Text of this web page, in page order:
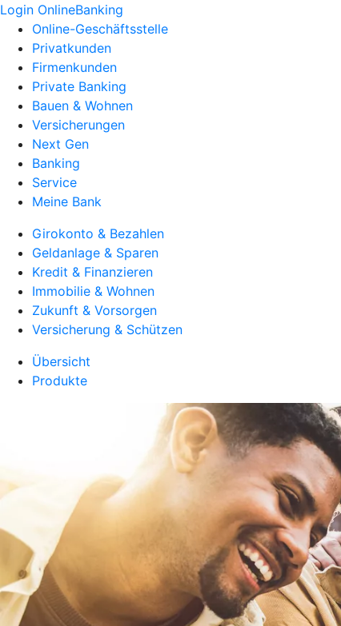
Login OnlineBanking
Online-Geschäftsstelle
Privatkunden
Firmenkunden
Private Banking
Bauen & Wohnen
Versicherungen
Next Gen
Banking
Service
Meine Bank
Girokonto & Bezahlen
Geldanlage & Sparen
Kredit & Finanzieren
Immobilie & Wohnen
Zukunft & Vorsorgen
Versicherung & Schützen
Übersicht
Produkte